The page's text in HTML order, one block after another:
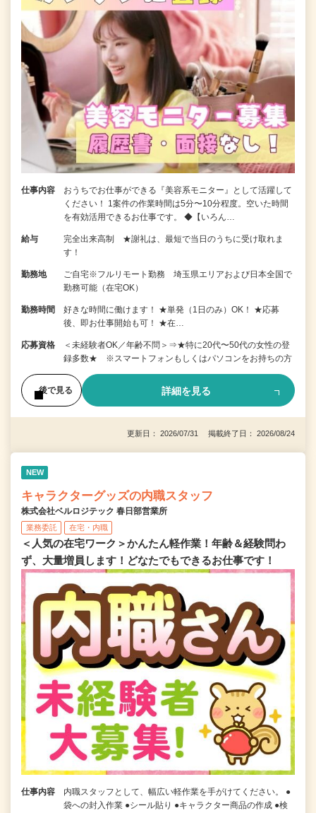
仕事内容
おうちでお仕事ができる『美容系モニター』として活躍して
ください！ 1案件の作業時間は5分〜10分程度。空いた時間
を有効活用できるお仕事です。 ◆【いろん…
給与
完全出来高制 ★謝礼は、最短で当日のうちに受け取れま
す！
勤務地
ご自宅※フルリモート勤務 埼玉県エリアおよび日本全国で
勤務可能（在宅OK）
勤務時間
好きな時間に働けます！ ★単発（1日のみ）OK！ ★応募
後、即お仕事開始も可！ ★在…
応募資格
＜未経験者OK／年齢不問＞⇒★特に20代〜50代の女性の登
録多数★ ※スマートフォンもしくはパソコンをお持ちの方
後で見る 詳細を見る
更新日： 2026/07/31 掲載終了日： 2026/08/24
NEW
キャラクターグッズの内職スタッフ
株式会社ベルロジテック 春日部営業所
業務委託 在宅・内職
＜人気の在宅ワーク＞かんたん軽作業！年齢＆経験問わ
ず、大量増員します！どなたでもできるお仕事です！
仕事内容
内職スタッフとして、幅広い軽作業を手がけてください。 ●
袋への封入作業 ●シール貼り ●キャラクター商品の作成 ●検